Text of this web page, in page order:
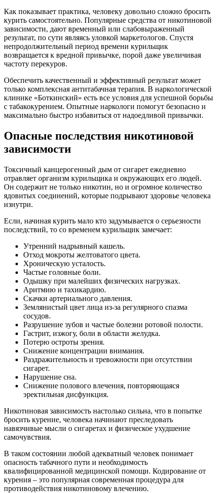
Как показывает практика, человеку довольно сложно бросить
курить самостоятельно. Популярные средства от никотиновой
зависимости, дают временный или слабовыраженный
результат, по сути являясь уловкой маркетологов. Спустя
непродолжительный период времени курильщик
возвращается к вредной привычке, порой даже увеличивая
частоту перекуров.
Обеспечить качественный и эффективный результат может
только комплексная антитабачная терапия. В наркологической
клинике «Боткинский» есть все условия для успешной борьбы
с табакокурением. Опытные наркологи помогут безопасно и
максимально быстро избавиться от надоедливой привычки.
Опасные последствия никотиновой
зависимости
Токсичный канцерогенный дым от сигарет ежедневно
отравляет организм курильщика и окружающих его людей.
Он содержит не только никотин, но и огромное количество
ядовитых соединений, которые подрывают здоровье человека
изнутри.
Если, начиная курить мало кто задумывается о серьезности
последствий, то со временем курильщик замечает:
Утренний надрывный кашель.
Отход мокроты желтоватого цвета.
Хроническую усталость.
Частые головные боли.
Одышку при малейших физических нагрузках.
Аритмию и тахикардию.
Скачки артериального давления.
Землянистый цвет лица из-за регулярного спазма
сосудов.
Разрушение зубов и частые болезни ротовой полости.
Гастрит, изжогу, боли в области желудка.
Потерю остроты зрения.
Снижение концентрации внимания.
Раздражительность и тревожности при отсутствии
сигарет.
Нарушение сна.
Снижение полового влечения, повторяющаяся
эректильная дисфункция.
Никотиновая зависимость настолько сильна, что в попытке
бросить курение, человека начинают преследовать
навязчивые мысли о сигаретах и физическое ухудшение
самочувствия.
В таком состоянии любой адекватный человек понимает
опасность табачного пути и необходимость
квалифицированной медицинской помощи. Кодирование от
курения – это популярная современная процедура для
противодействия никотиновому влечению.